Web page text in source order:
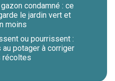
condamné : ce
le jardin vert et
moins
ou pourrissent :
potager à corriger
récoltes